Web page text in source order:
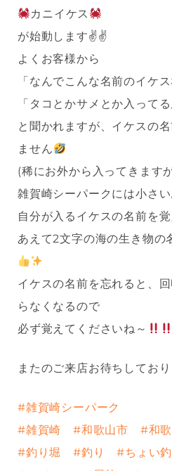
カニイケス
が始動します✌️✌️
よくお客様から
「なんでこんな名前のイケ
「タコとかサメとか入って
と聞かれますが、イケスの
ません
(稀にお外から入ってきます
雑賀崎シーパークには小さ
自分が入るイケスの名前を
あえて2文字の海の生き物の
イケスの名前を忘れると、
らなくなるので
必ず覚えてくださいね～
またのご来店お待ちしてお
#雑賀崎シーパーク
#雑賀崎
#和歌山市
#和
#釣り堀
#釣り
#ちょい釣